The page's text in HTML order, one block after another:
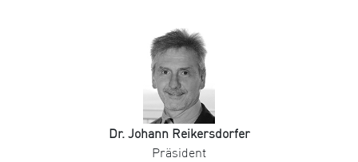
Dr. Johann Reikersdorfer
Präsident